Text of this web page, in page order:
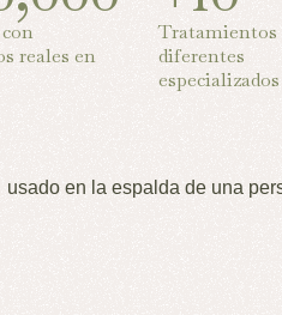
reales en
Tratamientos
diferentes
especializados